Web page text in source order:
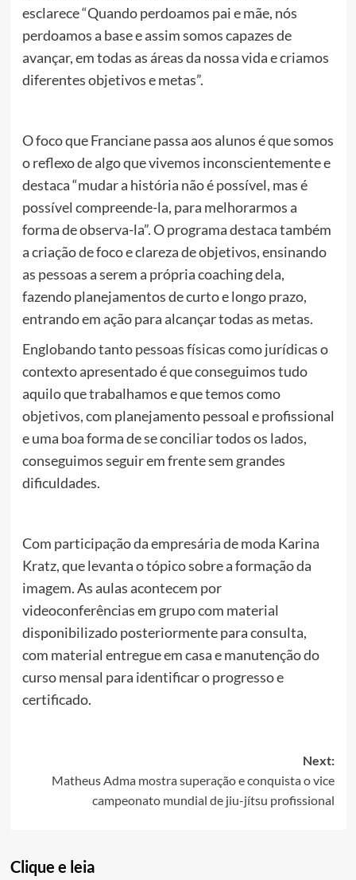
esclarece “Quando perdoamos pai e mãe, nós
perdoamos a base e assim somos capazes de
avançar, em todas as áreas da nossa vida e criamos
diferentes objetivos e metas”.
Ofoco que Franciane passa aos alunos é que somos
oreflexo de algo que vivemos inconscientemente e
destaca “mudar a história nãoé possível, mas é
possível compreende-la, para melhorarmos a
forma de observa-la”.O programadestaca também
a criaçãode foco e clareza de objetivos, ensinando
as pessoas a serem a própriacoachingdela,
fazendo planejamentos de curto e longo prazo,
entrando em açãopara alcançar todas as metas.
Englobando tanto pessoas físicas como jurídicaso
contexto apresentado é que conseguimos tudo
aquilo que trabalhamos e que temos como
objetivos, com planejamento pessoal e profissional
e uma boa forma de se conciliar todos os lados,
conseguimos seguir em frente sem grandes
dificuldades.
Com participaçãoda empresária de moda Karina
Kratz, que levantaotópico sobre a formaçãoda
imagem. As aulas acontecem por
videoconferências em grupo com material
disponibilizado posteriormente para consulta,
com material entregue em casa e manutençãodo
curso mensal para identificaroprogresso e
certificado.
navigation
Next:
Matheus Adma mostra superação e conquista o vice
campeonato mundial de jiu-jítsu profissional
Clique e leia